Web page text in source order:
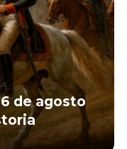
de agosto